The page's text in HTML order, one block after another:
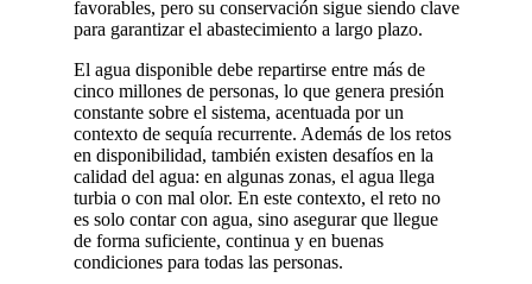
favorables, pero su conservación sigue siendo clave
para garantizar el abastecimiento a largo plazo.
El agua disponible debe repartirse entre más de
cinco millones de personas, lo que genera presión
constante sobre el sistema, acentuada por un
contexto de sequía recurrente. Además de los retos
en disponibilidad, también existen desafíos en la
calidad del agua: en algunas zonas, el agua llega
turbia o con mal olor. En este contexto, el reto no
es solo contar con agua, sino asegurar que llegue
de forma suficiente, continua y en buenas
condiciones para todas las personas.